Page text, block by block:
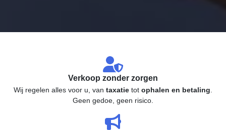
Verkoop zonder zorgen
Wij regelen alles voor u, van taxatie tot ophalen en betaling
Geen gedoe, geen risico.